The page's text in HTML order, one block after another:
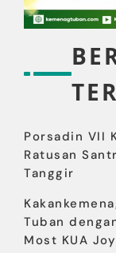
Porsadin VII
Ratusan
Tanggir
Tuban
Most KUA